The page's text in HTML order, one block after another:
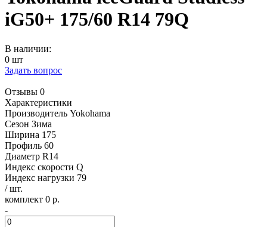
iG50+ 175/60 R14 79Q
В наличии:
0 шт
Задать вопрос
Отзывы 0
Характеристики
Производитель Yokohama
Сезон Зима
Ширина 175
Профиль 60
Диаметр R14
Индекс скорости Q
Индекс нагрузки 79
/ шт.
комплект 0 р.
-